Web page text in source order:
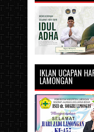
IKLAN UCAPAN
LAMONGAN